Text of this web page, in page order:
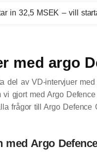
in 32,5 MSEK – vill
med argo
del av VD-intervjuer
gjort med Argo
frågor till Argo Defence
med Argo